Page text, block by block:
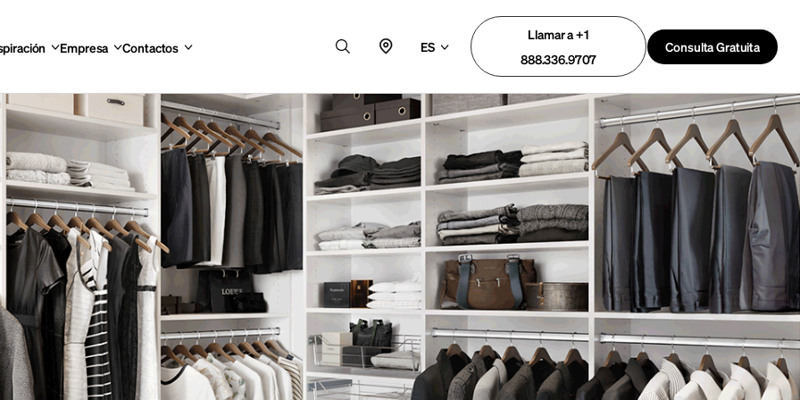
Empresa Contactos ES
Llamar a +1
888.336.9707
Consulta Gratuita